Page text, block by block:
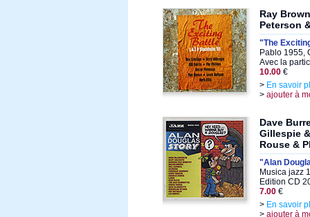
Ray
Peterson
"The
Pablo 1955,
Avec la
10.00 €
> En savoir
> ajouter à
Dave
Gillespie
Rouse &
"Alan
Musica jazz
Edition CD
7.00 €
> En savoir
> ajouter à